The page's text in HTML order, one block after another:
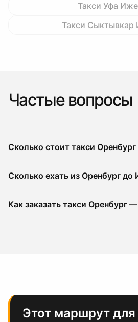
Такси Уфа
Такси Сыктывкар
Частые вопросы
Сколько стоит такси
Сколько ехать из Оренбург до
Как заказать такси Оренбург
Этот маршрут для